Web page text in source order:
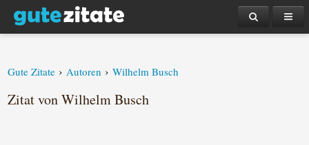
Gute Zitate › Autoren › Wilhelm Busch
Zitat von Wilhelm Busch